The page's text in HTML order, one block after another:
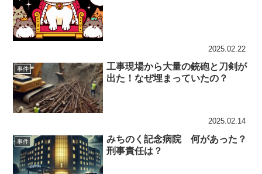
2025.02.22
事件
工事現場から大量の銃砲と刀剣が
出た！なぜ埋まっていたの？
2025.02.14
事件
みちのく記念病院 何があった？
刑事責任は？